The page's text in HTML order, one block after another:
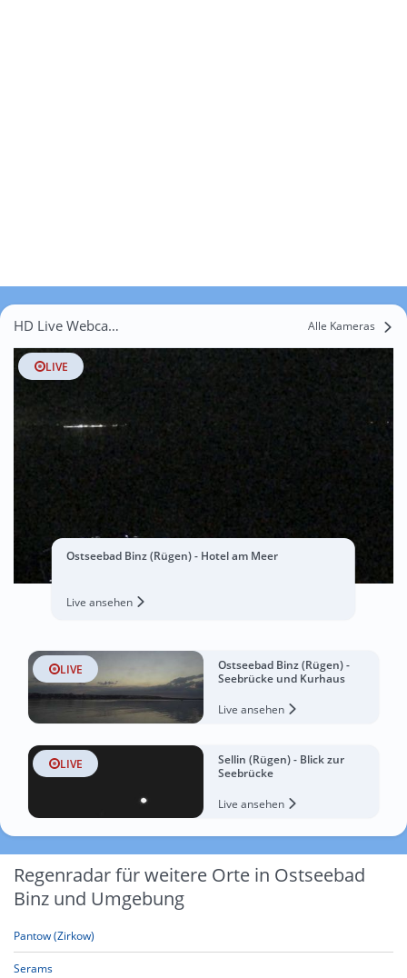
HD Live Webcams Ostseebad Binz Alle Kameras
LIVE
Ostseebad Binz (Rügen) - Hotel am Meer
Live ansehen
LIVE
Ostseebad Binz (Rügen) -
Seebrücke und Kurhaus
Live ansehen
LIVE
Sellin (Rügen) - Blick zur
Seebrücke
Live ansehen
Regenradar für weitere Orte in Ostseebad
Binz und Umgebung
Pantow (Zirkow)
Serams